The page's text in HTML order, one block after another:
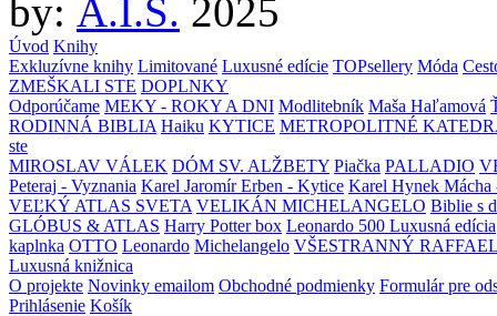
by: A.I.S. 2025
Úvod Knihy
Exkluzívne knihy Limitované Luxusné edície TOPsellery Móda
ZMEŠKALI STE DOPLNKY
Odporúčame MEKY - ROKY A DNI Modlitebník Maša Haľamová
RODINNÁ BIBLIA Haiku KYTICE METROPOLITNÉ
ste
MIROSLAV VÁLEK DÓM SV. ALŽBETY Piačka PALLADIO
Peteraj - Vyznania Karel Jaromír Erben - Kytice Karel Hynek Mácha
VEĽKÝ ATLAS SVETA VELIKÁN MICHELANGELO Biblie s
GLÓBUS & ATLAS Harry Potter box Leonardo 500 Luxusná edícia
kaplnka OTTO Leonardo Michelangelo VŠESTRANNÝ
Luxusná knižnica
O projekte Novinky emailom Obchodné podmienky Formulár pre
Prihlásenie Košík